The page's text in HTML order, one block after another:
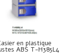
en plastique
ABS T-H385L4